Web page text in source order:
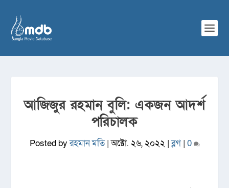
আজিজুর রহমান বুলি: একজন আদর্শ
পরিচালক
Posted byরহমান মতি|অক্টো. ২৬, ২০২২ |ব্লগ| 0